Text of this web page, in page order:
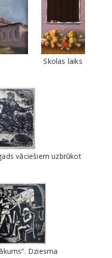
Skolas laiks
vāciešiem uzbrūkot
Dziesma